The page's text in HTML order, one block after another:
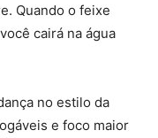
Quando o feixe
cairá na água
no estilo da
e foco maior